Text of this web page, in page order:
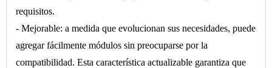
requisitos.
- Mejorable: a medida que evolucionan sus necesidades, puede
agregar fácilmente módulos sin preocuparse por la
compatibilidad. Esta característica actualizable garantiza que